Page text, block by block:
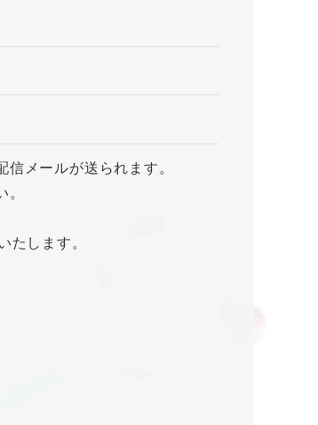
メールが送られます。
たします。